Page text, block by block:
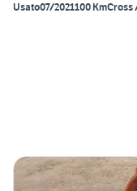
Usato07/2021100 KmCross